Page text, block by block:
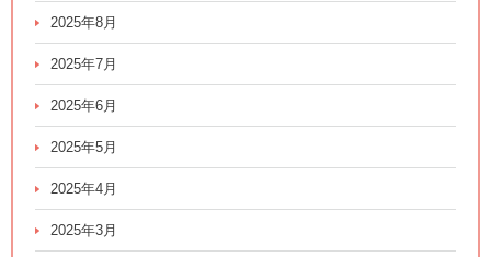
2025年8月
2025年7月
2025年6月
2025年5月
2025年4月
2025年3月